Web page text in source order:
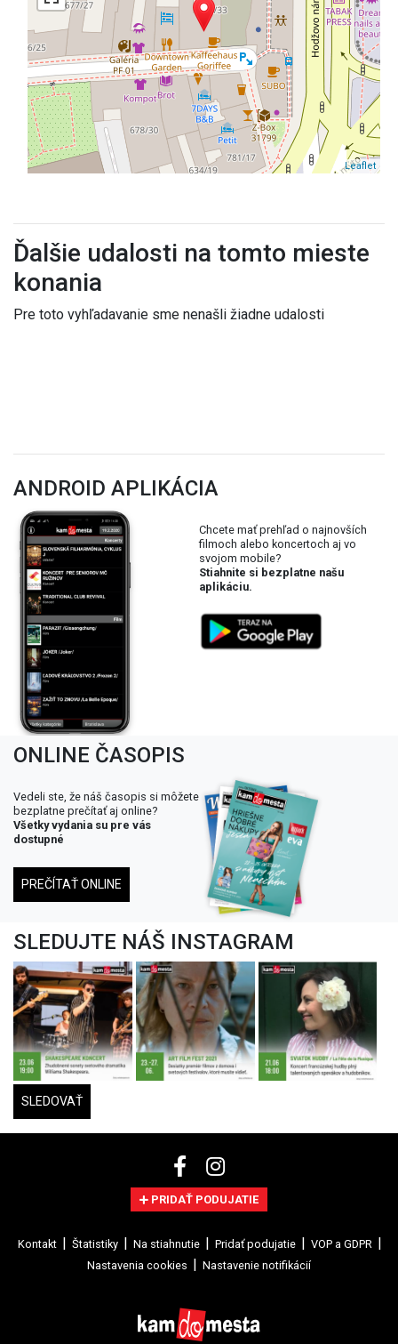
Leaflet
Ďalšie udalosti na tomto mieste
konania
Pre toto vyhľadavanie sme nenašli žiadne udalosti
ANDROID APLIKÁCIA
Chcete mať prehľad o najnovších
filmoch alebo koncertoch aj vo
svojom mobile?
Stiahnite si bezplatne našu
aplikáciu.
ONLINE ČASOPIS
Vedeli ste, že náš časopis si môžete
bezplatne prečítať aj online?
Všetky vydania su pre vás
dostupné
PREČÍTAŤ ONLINE
SLEDUJTE NÁŠ INSTAGRAM
SLEDOVAŤ
PRIDAŤ PODUJATIE
Kontakt Štatistiky Na stiahnutie Pridať podujatie
VOP a GDPR
Nastavenia cookies
Nastavenie notifikácií